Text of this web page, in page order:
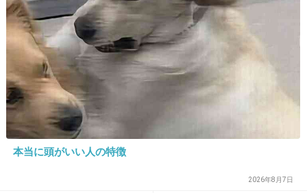
+42
14. 匿名 2013/04/02(火) 22:17:08
AKBみたいな独特なブスよりももクロのほうが
クラスに居そうな顔してる
本当に頭がいい人の特徴
2026年8月7日